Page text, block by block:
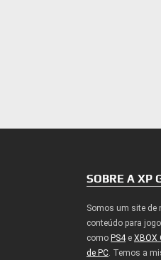
SOBRE A XP
Somos um site de
conteúdo para
como PS4e XBOX
de PC. Temos a